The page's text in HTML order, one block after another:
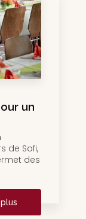
un
de Sofi,
des